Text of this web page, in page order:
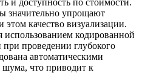
значительно упрощают
качество визуализации.
использованием кодированной
проведении глубокого
автоматическими
шума, что приводит к